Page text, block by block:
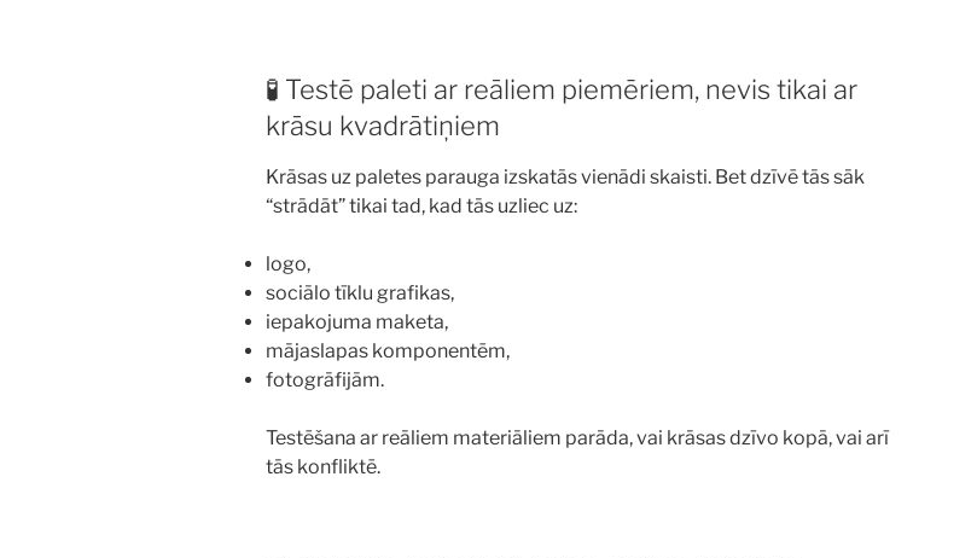
🧪 Testē paleti ar reāliem piemēriem, nevis tikai ar
krāsu kvadrātiņiem
Krāsas uz paletes parauga izskatās vienādi skaisti. Bet dzīvē tās sāk
“strādāt” tikai tad, kad tās uzliec uz:
logo,
sociālo tīklu grafikas,
iepakojuma maketa,
mājaslapas komponentēm,
fotogrāfijām.
Testēšana ar reāliem materiāliem parāda, vai krāsas dzīvo kopā, vai arī
tās konfliktē.